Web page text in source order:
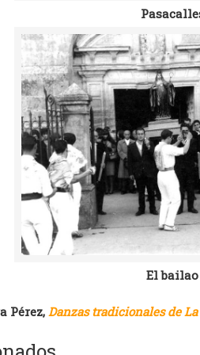
El bailao
Pérez, Danzas tradicionales de La